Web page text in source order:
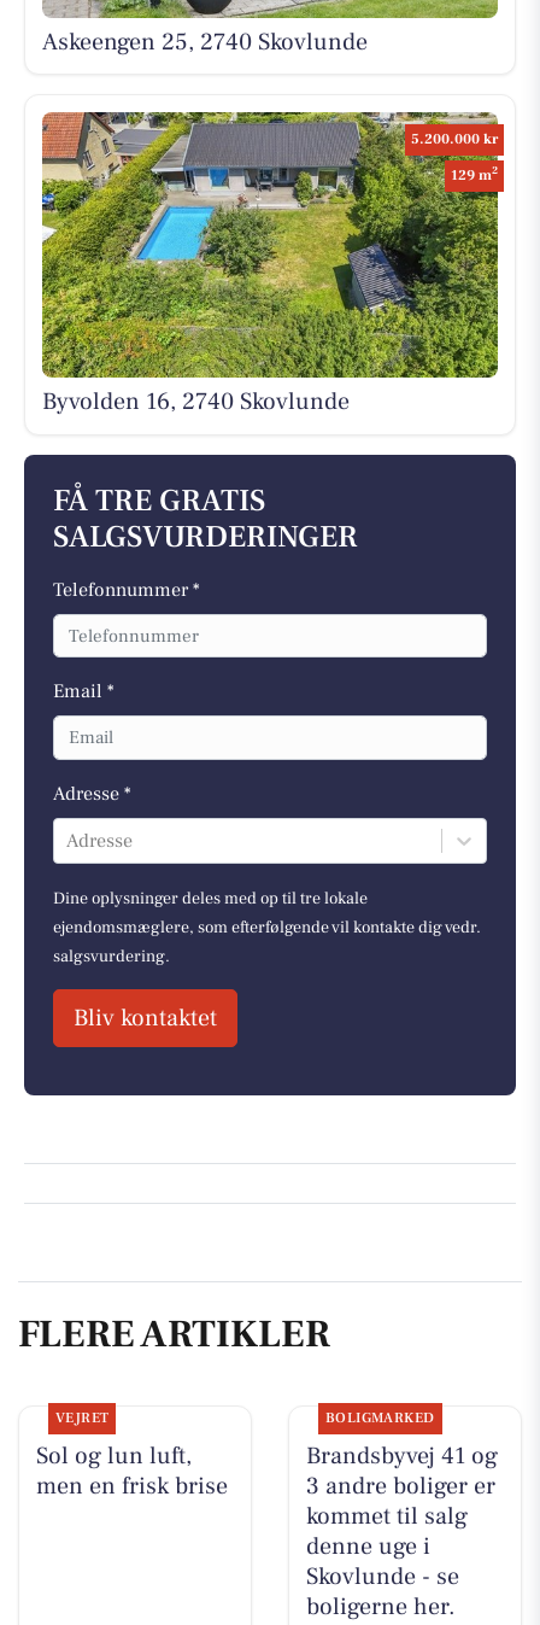
Askeengen 25, 2740 Skovlunde
5.200.000 kr
129 m2
Byvolden 16, 2740 Skovlunde
FÅ TRE GRATIS
SALGSVURDERINGER
Telefonnummer *
Email *
Adresse *
Adresse
Dine oplysninger deles med op til tre lokale
ejendomsmæglere, som efterfølgende vil kontakte dig vedr.
salgsvurdering.
Bliv kontaktet
FLERE ARTIKLER
VEJRET
Sol og lun luft,
men en frisk brise
BOLIGMARKED
Brandsbyvej 41 og
3 andre boliger er
kommet til salg
denne uge i
Skovlunde - se
boligerne her.